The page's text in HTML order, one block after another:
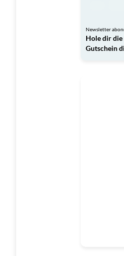
Newsletter
Hole dir die
Gutschein